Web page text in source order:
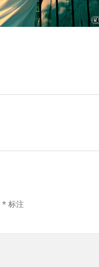
* 标注